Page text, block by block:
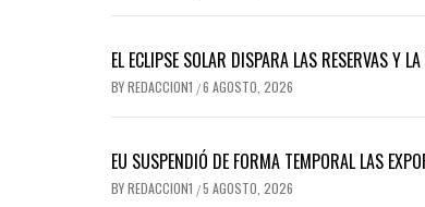
EL ECLIPSE SOLAR DISPARA LAS RESERVAS Y
BYREDACCION1 /6 AGOSTO, 2026
EU SUSPENDIÓ DE FORMA TEMPORAL LAS
BYREDACCION1 /5 AGOSTO, 2026